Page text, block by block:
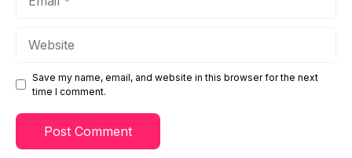
Save my name, email, and website in this browser for the next
time I comment.